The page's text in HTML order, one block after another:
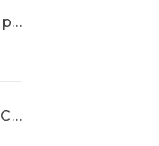
Operador de Suporte Operacional
Analista de Compras e Contratos (Banca)